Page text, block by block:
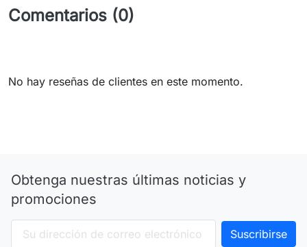
Comentarios (0)
No hay reseñas de clientes en este momento.
Obtenga nuestras últimas noticias y
promociones